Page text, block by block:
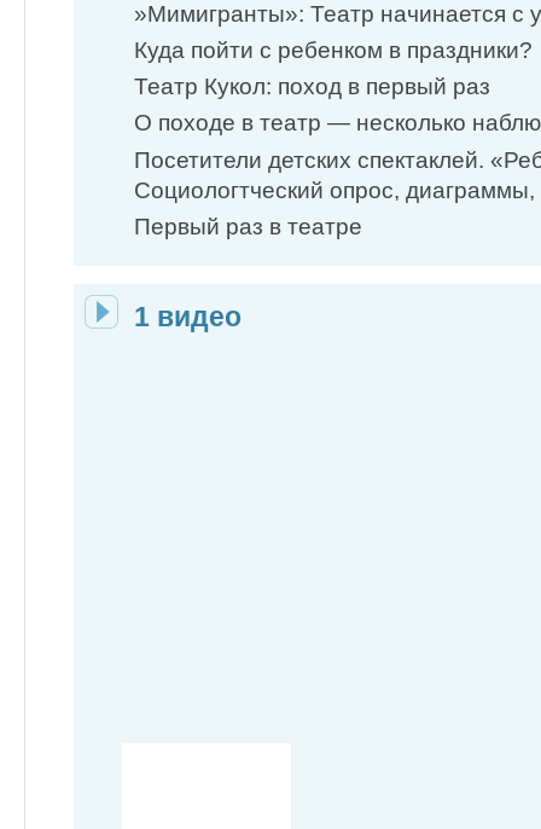
»Мимигранты»: Театр начинается с
Куда пойти с ребенком в праздники?
Театр Кукол: поход в первый раз
О походе в театр — несколько
Посетители детских спектаклей.
Социологтческий опрос, диаграммы,
Первый раз в театре
1 видео